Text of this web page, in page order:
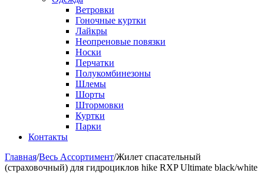
Ветровки
Гоночные куртки
Лайкры
Неопреновые повязки
Носки
Перчатки
Полукомбинезоны
Шлемы
Шорты
Штормовки
Куртки
Парки
Контакты
Главная/Весь Ассортимент/Жилет спасательный
(страховочный) для гидроциклов hike RXP Ultimate black/white